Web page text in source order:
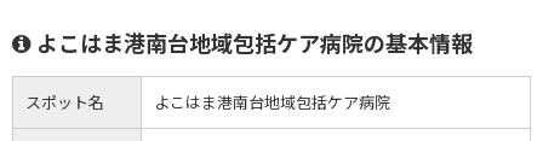
よこはま港南台地域包括ケア病院の基本情報
スポット名 よこはま港南台地域包括ケア病院